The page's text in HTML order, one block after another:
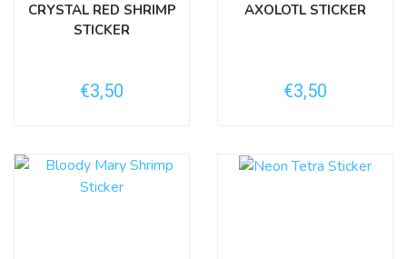
CRYSTAL RED SHRIMP
STICKER
€3,50
AXOLOTL STICKER
€3,50